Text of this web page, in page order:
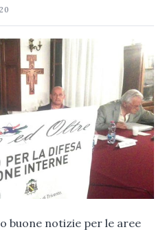
buone notizie per le aree